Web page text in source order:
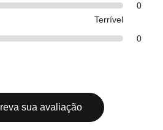
0
Terrível
0
sua avaliação